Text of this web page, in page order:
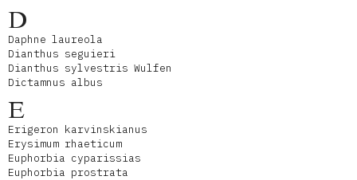
D
Daphne laureola
Dianthus seguieri
Dianthus sylvestris Wulfen
Dictamnus albus
E
Erigeron karvinskianus
Erysimum rhaeticum
Euphorbia cyparissias
Euphorbia prostrata